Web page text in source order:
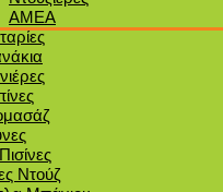
ΑΜΕΑ
Ντούζ